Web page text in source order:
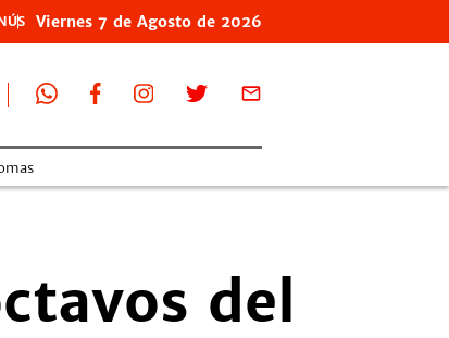
Viernes 7 de Agosto de 2026
del